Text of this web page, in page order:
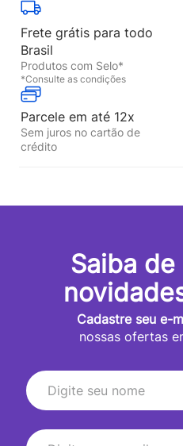
Frete grátis para todo
Brasil
Produtos com Selo*
*Consulte as condições
Parcele em até 12x
Sem juros no cartão de
crédito
Saiba
Cadastre seu e-
nossas ofertas